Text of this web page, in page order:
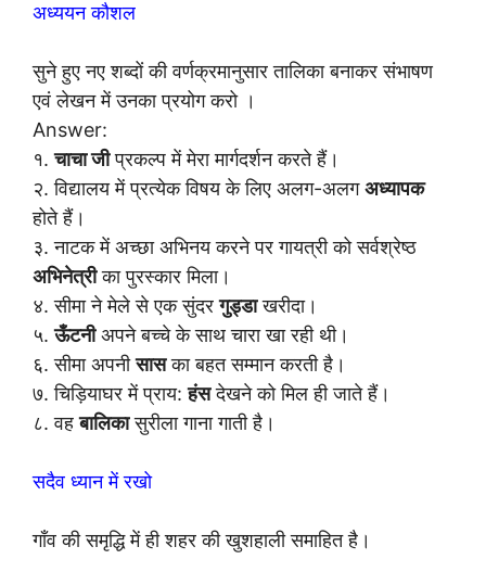
अध्ययन कौशल
सुने हुए नए शब्दों की वर्णक्रमानुसार तालिका बनाकर संभाषण
एवं लेखन में उनका प्रयोग करो ।
Answer:
१.चाचा जीप्रकल्प में मेरा मार्गदर्शन करते हैं।
२. विद्यालय में प्रत्येक विषय के लिए अलग-अलगअध्यापक
होते हैं।
३. नाटक में अच्छा अभिनय करने पर गायत्री को सर्वश्रेष्ठ
अभिनेत्रीका पुरस्कार मिला।
४. सीमा ने मेले से एक सुंदरगुड्डाखरीदा।
५.ऊँटनीअपने बच्चे के साथ चारा खा रही थी।
६. सीमा अपनीसासका बहत सम्मान करती है।
७. चिड़ियाघर में प्राय:हंसदेखने को मिल ही जाते हैं।
८. वहबालिकासुरीला गाना गाती है।
सदैव ध्यान में रखो
गाँव की समृद्धि में ही शहर की खुशहाली समाहित है।